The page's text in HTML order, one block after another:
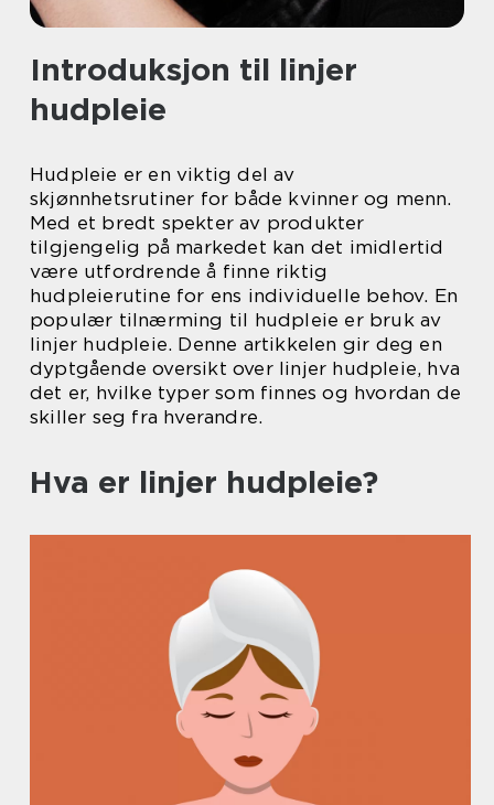
Introduksjon til linjer
hudpleie
Hudpleie er en viktig del av
skjønnhetsrutiner for både kvinner og menn.
Med et bredt spekter av produkter
tilgjengelig på markedet kan det imidlertid
være utfordrende å finne riktig
hudpleierutine for ens individuelle behov. En
populær tilnærming til hudpleie er bruk av
linjer hudpleie. Denne artikkelen gir deg en
dyptgående oversikt over linjer hudpleie, hva
det er, hvilke typer som finnes og hvordan de
skiller seg fra hverandre.
Hva er linjer hudpleie?